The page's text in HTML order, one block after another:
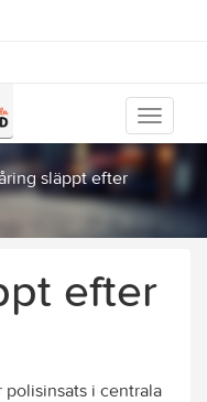
Visa
meny
släppt efter
efter
i centrala